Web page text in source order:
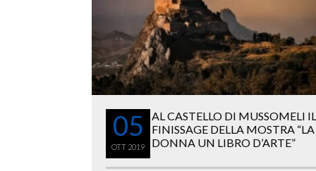
05
OTT 2019
AL CASTELLO DI MUSSOMELI IL
FINISSAGE DELLA MOSTRA “LA
DONNA UN LIBRO D’ARTE”